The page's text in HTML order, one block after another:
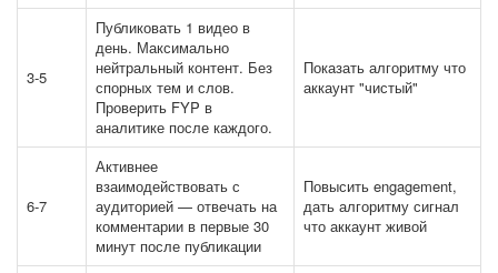
3-5
Публиковать 1 видео в
день. Максимально
нейтральный контент. Без
спорных тем и слов.
Проверить FYP в
аналитике после каждого.
Показать алгоритму что
аккаунт "чистый"
6-7
Активнее
взаимодействовать с
аудиторией — отвечать на
комментарии в первые 30
минут после публикации
Повысить engagement,
дать алгоритму сигнал
что аккаунт живой